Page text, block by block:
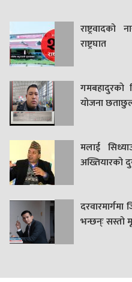
राष्ट्रघात
गमबहादुरकाे
याेजना
मलाई
अख्तियारको
भन्छन्ः सस्तो